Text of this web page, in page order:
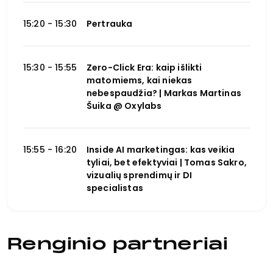
15:20 - 15:30 Pertrauka
15:30 - 15:55
Zero-Click Era: kaip išlikti
matomiems, kai niekas
nebespaudžia? | Markas Martinas
Šuika @ Oxylabs
15:55 - 16:20
Inside AI marketingas: kas veikia
tyliai, bet efektyviai | Tomas Sakro,
vizualių sprendimų ir DI
specialistas
Renginio partneriai